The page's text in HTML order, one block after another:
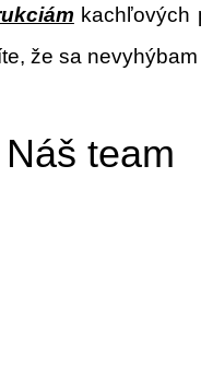
že sa
Náš team